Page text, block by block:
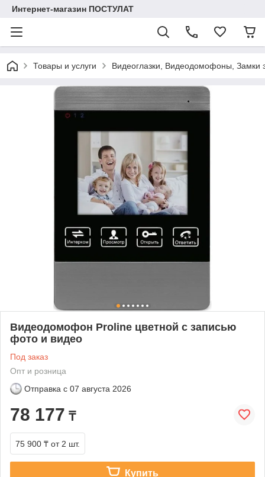
Интернет-магазин ПОСТУЛАТ
Товары и услуги Видеоглазки, Видеодомофоны, Замки
Видеодомофон Proline цветной с записью
фото и видео
Под заказ
Опт и розница
Отправка с 07 августа 2026
78 177 ₸
75 900 ₸ от 2 шт.
Купить